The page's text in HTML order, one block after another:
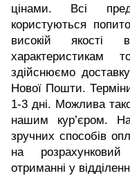
цінами. Всі
користуються
високій якості
здійснюємо
Нової Пошти.
1-3 дні. Можлива
нашим кур’єром. На
зручних способів
на
отриманні у